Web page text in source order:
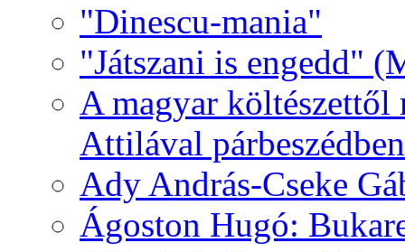
"Dinescu-mania"
"Játszani is engedd"
A magyar
Attilával párbeszédben
Ady András-Cseke
Ágoston Hugó: